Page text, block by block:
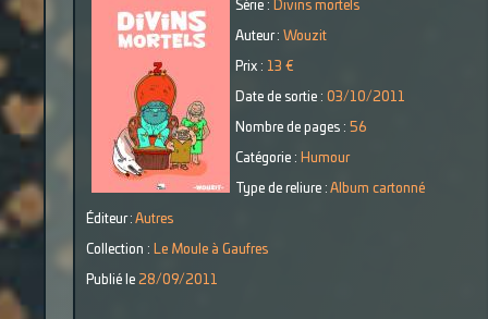
Série : Divins mortels
Auteur : Wouzit
Prix : 13 €
Date de sortie : 03/10/2011
Nombre de pages : 56
Catégorie : Humour
Type de reliure : Album cartonné
Éditeur : Autres
Collection : Le Moule à Gaufres
Publié le 28/09/2011